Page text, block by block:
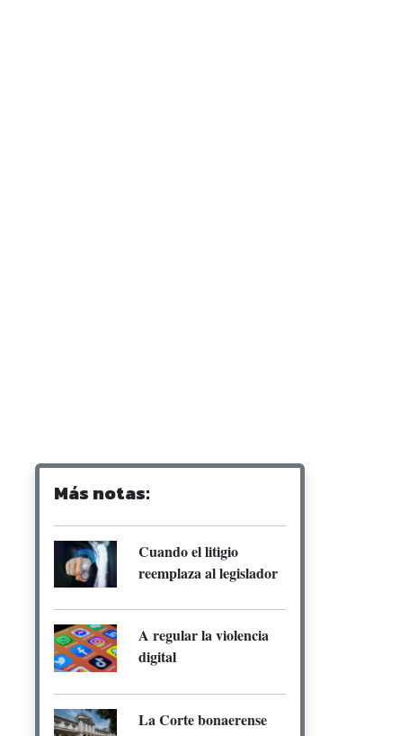
Más notas:
Cuando el litigio
reemplaza al legislador
A regular la violencia
digital
La Corte bonaerense